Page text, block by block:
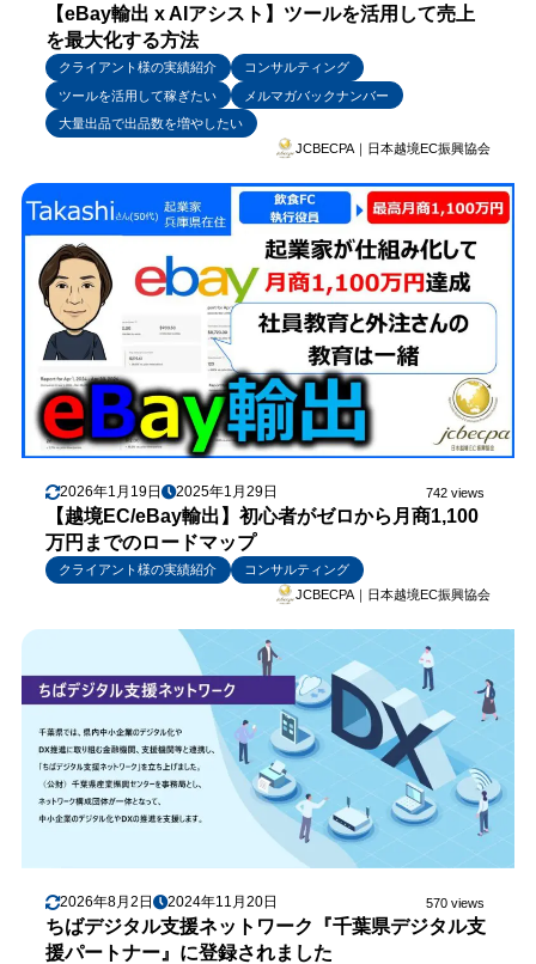
【eBay輸出 x AIアシスト】ツールを活用して売上
を最大化する方法
クライアント様の実績紹介
コンサルティング
ツールを活用して稼ぎたい
メルマガバックナンバー
大量出品で出品数を増やしたい
JCBECPA｜日本越境EC振興協会
2026年1月19日 2025年1月29日 742 views
【越境EC/eBay輸出】初心者がゼロから月商1,100
万円までのロードマップ
クライアント様の実績紹介
コンサルティング
JCBECPA｜日本越境EC振興協会
2026年8月2日 2024年11月20日 570 views
ちばデジタル支援ネットワーク『千葉県デジタル支
援パートナー』に登録されました